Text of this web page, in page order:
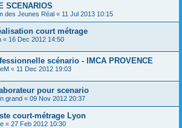
SCENARIOS
des Jeunes Réal « 11 Jul 2013 10:15
court métrage
« 16 Dec 2012 14:50
scénario - IMCA PROVENCE
« 11 Dec 2012 19:03
pour scenario
grand « 09 Nov 2012 20:37
court-métrage Lyon
« 27 Feb 2012 10:30